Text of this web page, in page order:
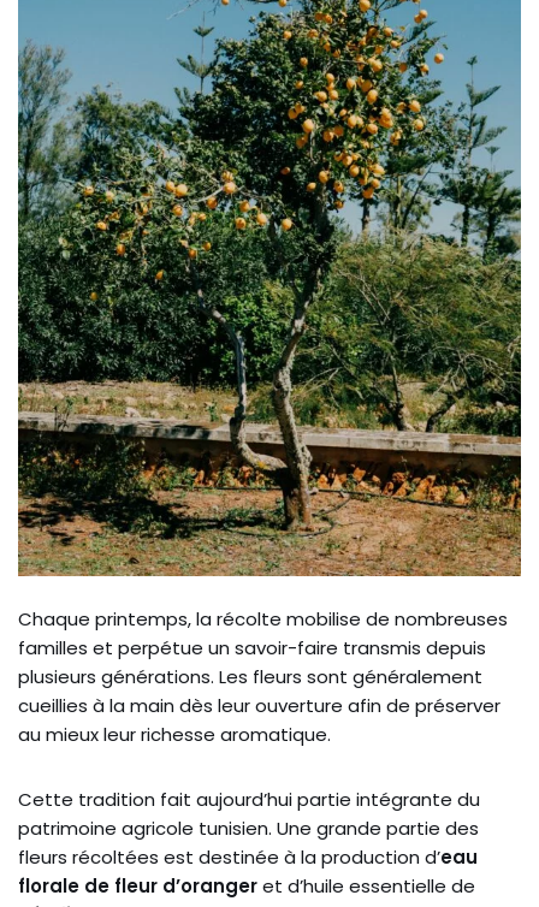
Chaque printemps, la récolte mobilise de nombreuses
familles et perpétue un savoir-faire transmis depuis
plusieurs générations. Les fleurs sont généralement
cueillies à la main dès leur ouverture afin de préserver
au mieux leur richesse aromatique.
Cette tradition fait aujourd’hui partie intégrante du
patrimoine agricole tunisien. Une grande partie des
fleurs récoltées est destinée à la production d’eau
florale de fleur d’orangeret d’huile essentielle de